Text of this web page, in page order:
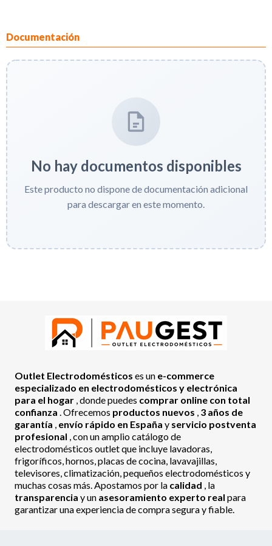
Documentación
No hay documentos disponibles
Este producto no dispone de documentación adicional
para descargar en este momento.
Outlet Electrodomésticos es un e-commerce
especializado en electrodomésticos y electrónica
para el hogar , donde puedes comprar online con total
confianza . Ofrecemos productos nuevos , 3 años de
garantía , envío rápido en España y servicio postventa
profesional , con un amplio catálogo de
electrodomésticos outlet que incluye lavadoras,
frigoríficos, hornos, placas de cocina, lavavajillas,
televisores, climatización, pequeños electrodomésticos y
muchas cosas más. Apostamos por la calidad , la
transparencia y un asesoramiento experto real para
garantizar una experiencia de compra segura y fiable.